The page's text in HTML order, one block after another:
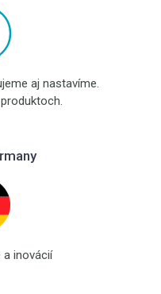
aj nastavíme.
a inovácií